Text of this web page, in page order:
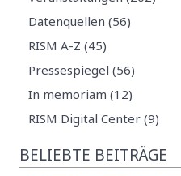
Datenquellen (56)
RISM A-Z (45)
Pressespiegel (56)
In memoriam (12)
RISM Digital Center (9)
BELIEBTE BEITRÄGE